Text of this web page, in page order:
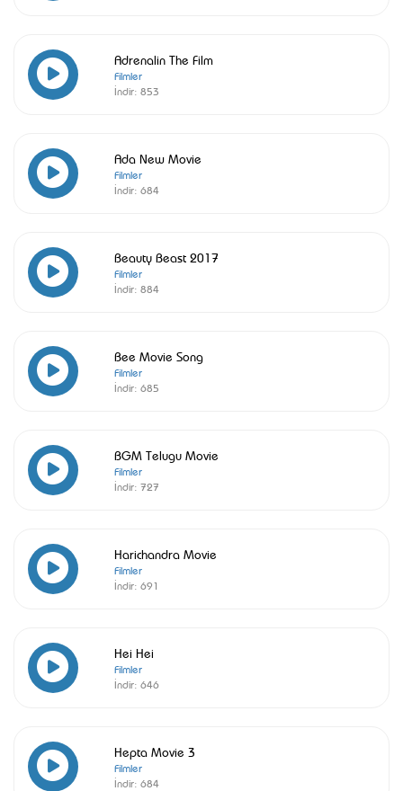
Adrenalin The Film
Filmler
İndir: 853
Ada New Movie
Filmler
İndir: 684
Beauty Beast 2017
Filmler
İndir: 884
Bee Movie Song
Filmler
İndir: 685
BGM Telugu Movie
Filmler
İndir: 727
Harichandra Movie
Filmler
İndir: 691
Hei Hei
Filmler
İndir: 646
Hepta Movie 3
Filmler
İndir: 684